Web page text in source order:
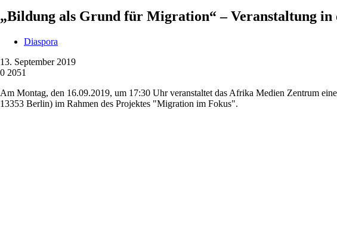
„Bildung als Grund für Migration“ – Veranstaltung
Diaspora
13. September 2019
0 2051
Am Montag, den 16.09.2019, um 17:30 Uhr veranstaltet das Afrika Medien Zentrum
13353 Berlin) im Rahmen des Projektes "Migration im Fokus".